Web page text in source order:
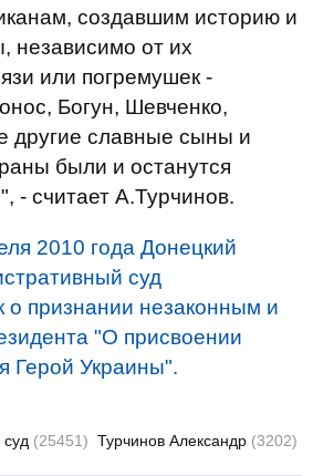
создавшим историю и
независимо от их
или погремушек -
Богун, Шевченко,
другие славные сыны и
были и останутся
- считает А.Турчинов.
2010 года Донецкий
суд
о признании незаконным и
"О присвоении
Герой Украины".
суд (25451) Турчинов Александр (3202)